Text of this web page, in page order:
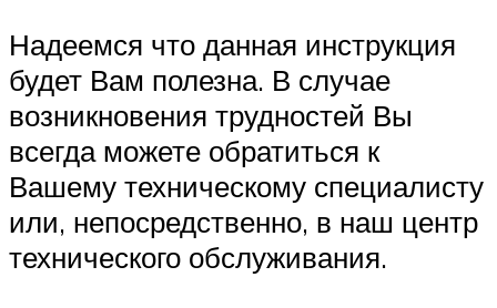
Надеемся что данная инструкция
будет Вам полезна. В случае
возникновения трудностей Вы
всегда можете обратиться к
Вашему техническому специалисту
или, непосредственно, в наш центр
технического обслуживания.